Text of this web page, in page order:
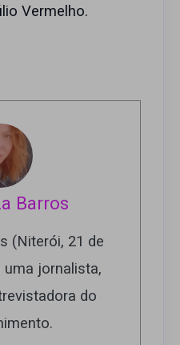
Vermelho.
Barros
(Niterói, 21 de
uma jornalista,
do